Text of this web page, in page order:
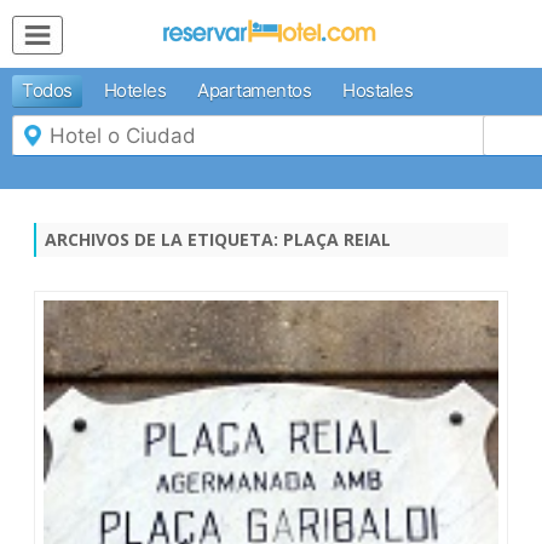
MENÚ
Inicio
Mi
Reserva
Inspírate
Todos Hoteles Apartamentos Hostales
ARCHIVOS DE LA ETIQUETA: PLAÇA REIAL